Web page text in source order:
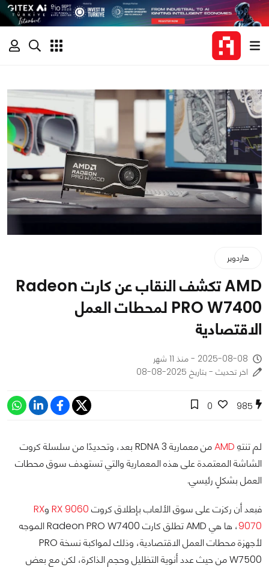
هاردوير
AMD تكشف النقاب عن كارت Radeon
PRO W7400 لمحطات العمل
الاقتصادية
2025-08-08 - منذ 11 شهر
اخر تحديث - بتاريخ 2025-08-08
985
0
لم تنتهِ AMD
من معمارية RDNA 3 بعد، وتحديدًا من سلسلة كروت
الشاشة المعتمدة على هذه المعمارية والتي تستهدف سوق محطات
العمل بشكلٍ رئيسي.
فبعد أن ركزت على سوق الألعاب بإطلاق كروت RX 9060 وRX
9070
، ها هي AMD تطلق كارت Radeon PRO W7400 الموجه
لأجهزة محطات العمل الاقتصادية، وذلك لمواكبة نسخة PRO
W7500 من حيث عدد أنوية التظليل وحجم الذاكرة، لكن مع بعض